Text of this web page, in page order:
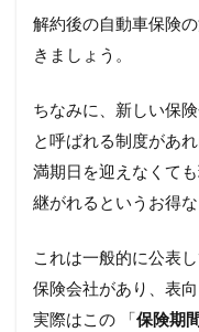
解約後の自動車保険
きましょう。
ちなみに、新しい保
と呼ばれる制度があ
満期日を迎えなくて
継がれるというお得な
これは一般的に公表
保険会社があり、表
実際はこの 「 保険期